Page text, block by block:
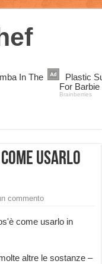
come usarlo
commento
altre le sostanze –